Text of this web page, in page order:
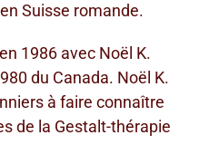
Suisse romande.
1986 avec Noël K.
du Canada. Noël K.
à faire connaître
de la Gestalt-thérapie